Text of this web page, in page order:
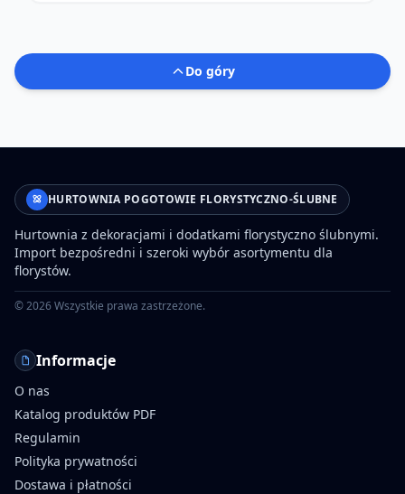
Do góry
HURTOWNIA POGOTOWIE FLORYSTYCZNO-ŚLUBNE
Hurtownia z dekoracjami i dodatkami florystyczno ślubnymi.
Import bezpośredni i szeroki wybór asortymentu dla
florystów.
©2026Wszystkie prawa zastrzeżone.
Informacje
O nas
Katalog produktów PDF
Regulamin
Polityka prywatności
Dostawa i płatności